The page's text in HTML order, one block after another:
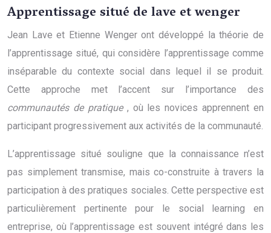
Apprentissage situé de lave et wenger
Jean Lave et Etienne Wenger ont développé la théorie de
l’apprentissage situé, qui considère l’apprentissage comme
inséparable du contexte social dans lequel il se produit.
Cette approche met l’accent sur l’importance des
communautés de pratique , où les novices apprennent en
participant progressivement aux activités de la communauté.
L’apprentissage situé souligne que la connaissance n’est
pas simplement transmise, mais co-construite à travers la
participation à des pratiques sociales. Cette perspective est
particulièrement pertinente pour le social learning en
entreprise, où l’apprentissage est souvent intégré dans les